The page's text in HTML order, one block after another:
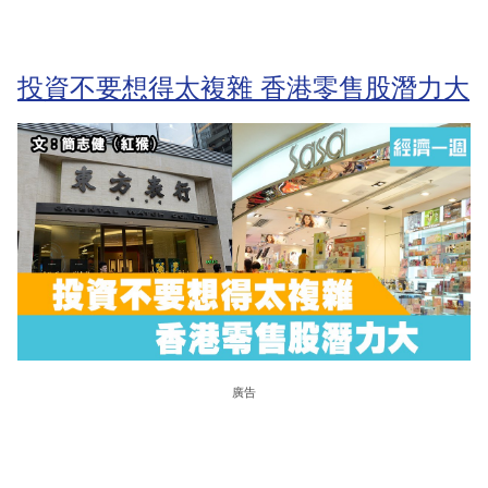
投資不要想得太複雜 香港零售股潛力大
廣告